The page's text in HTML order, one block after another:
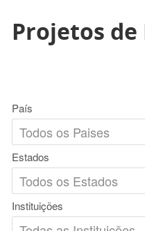
Projetos de
País
Estados
Instituições